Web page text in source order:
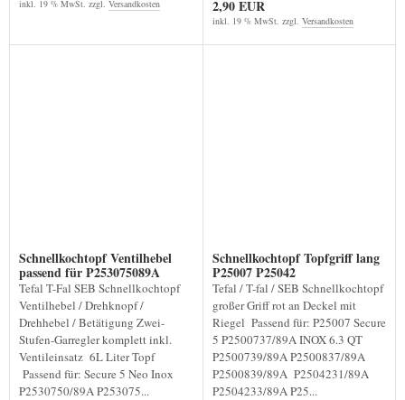
inkl. 19 % MwSt. zzgl. Versandkosten 2,90 EUR
inkl. 19 % MwSt. zzgl. Versandkosten
Schnellkochtopf Ventilhebel
passend für P253075089A
Tefal T-Fal SEB Schnellkochtopf
Ventilhebel / Drehknopf /
Drehhebel / Betätigung Zwei-
Stufen-Garregler komplett inkl.
Ventileinsatz 6L Liter Topf
Passend für: Secure 5 Neo Inox
P2530750/89A P253075...
Schnellkochtopf Topfgriff lang
P25007 P25042
Tefal / T-fal / SEB Schnellkochtopf
großer Griff rot an Deckel mit
Riegel Passend für: P25007 Secure
5 P2500737/89A INOX 6.3 QT
P2500739/89A P2500837/89A
P2500839/89A P2504231/89A
P2504233/89A P25...